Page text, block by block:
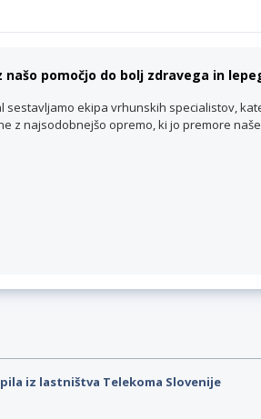
pomočjo do bolj zdravega in
sestavljamo ekipa vrhunskih specialistov,
z najsodobnejšo opremo, ki jo premore
iz lastništva Telekoma Slovenije